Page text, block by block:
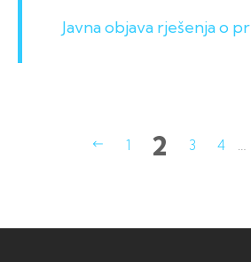
Javna objava rješenja o
1 2 3 4 …